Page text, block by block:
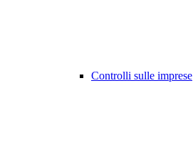
Controlli sulle imprese